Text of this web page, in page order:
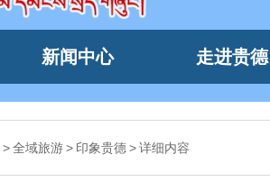
新闻中心 走进贵德
>全域旅游> 印象贵德>详细内容